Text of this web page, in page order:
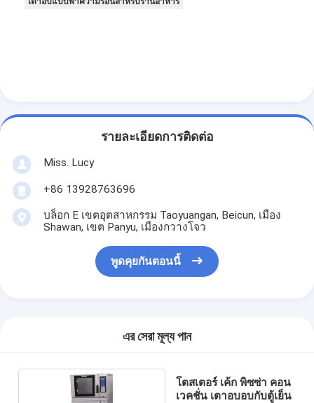
เครื่องทำน้ำแข็ง
ตู้โชว์เบเกอรี่
รายละเอียดการติดต่อ
Miss. Lucy
+86 13928763696
บล็อก E เขตอุตสาหกรรม Taoyuangan, Beicun, เมือง
Shawan, เขต Panyu, เมืองกวางโจว
พูดคุยกันตอนนี้
এর সেরা মূল্য পান
โตสเตอร์ เค้ก พิซซ่า คอน
เวคชั่น เตาอบอบกับตู้เย็น